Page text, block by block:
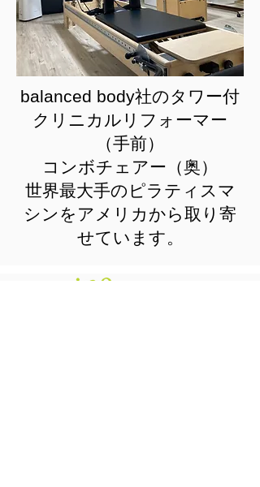
balanced body社のタワー付
クリニカルリフォーマー
（手前）
コンボチェアー（奥）
​世界最大手のピラティスマ
シンをアメリカから取り寄
せています。